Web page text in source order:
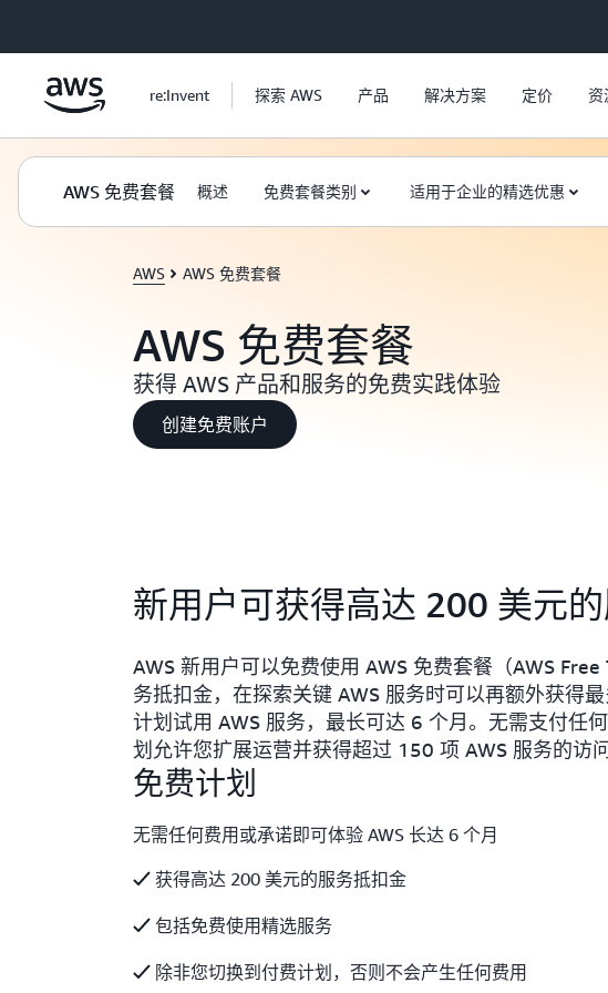
re:Invent 探索 AWS 产品 解决方案 定价 资
AWS 免费套餐 概述 免费套餐类别 适用于企业的精选优惠
AWS AWS 免费套餐
AWS 免费套餐
获得 AWS 产品和服务的免费实践体验
创建免费账户
新用户可获得高达 200 美元
AWS 新用户可以免费使用 AWS 免费套餐（AWS
务抵扣金，在探索关键 AWS 服务时可以再额外获得
计划试用 AWS 服务，最长可达 6 个月。无需支付任
划允许您扩展运营并获得超过 150 项 AWS 服务的访问
免费计划
无需任何费用或承诺即可体验 AWS 长达 6 个月
获得高达 200 美元的服务抵扣金
包括免费使用精选服务
除非您切换到付费计划，否则不会产生任何费用